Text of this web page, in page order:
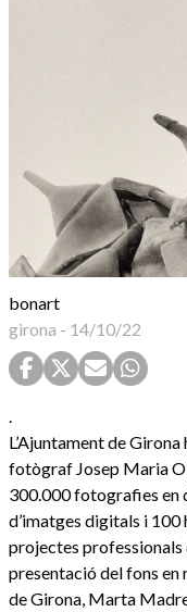
bonart
girona - 14/10/22
.
L’Ajuntament de
fotògraf Josep Maria
300.000 fotografies en
d’imatges digitals i
projectes
presentació del fons en
de Girona, Marta